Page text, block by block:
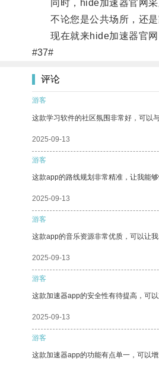
同时，hide加速器官网采
不论您是公共场所，还是
现在就来hide加速器官网
#37#
评论
游客
这款学习软件的社区氛围非常好，可以
2025-09-13
游客
这款app的路线规划非常精准，让我能够
2025-09-13
游客
这款app的音乐资源非常优质，可以让我
2025-09-13
游客
这款加速器app的安全性有待提高，可
2025-09-13
游客
这款加速器app的功能有点单一，可以